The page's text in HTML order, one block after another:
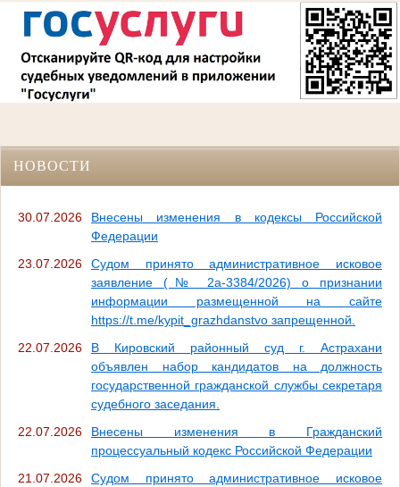
НОВОСТИ
30.07.2026
Внесены изменения в кодексы Российской
Федерации
23.07.2026
Судом принято административное исковое
заявление (№ 2а-3384/2026) о признании
информации размещенной на сайте
https://t.me/kypit_grazhdanstvo запрещенной.
22.07.2026
В Кировский районный суд г. Астрахани
объявлен набор кандидатов на должность
государственной гражданской службы секретаря
судебного заседания.
22.07.2026
Внесены изменения в Гражданский
процессуальный кодекс Российской Федерации
21.07.2026
Судом принято административное исковое